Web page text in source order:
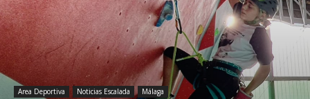
Area Deportiva Noticias Escalada Málaga